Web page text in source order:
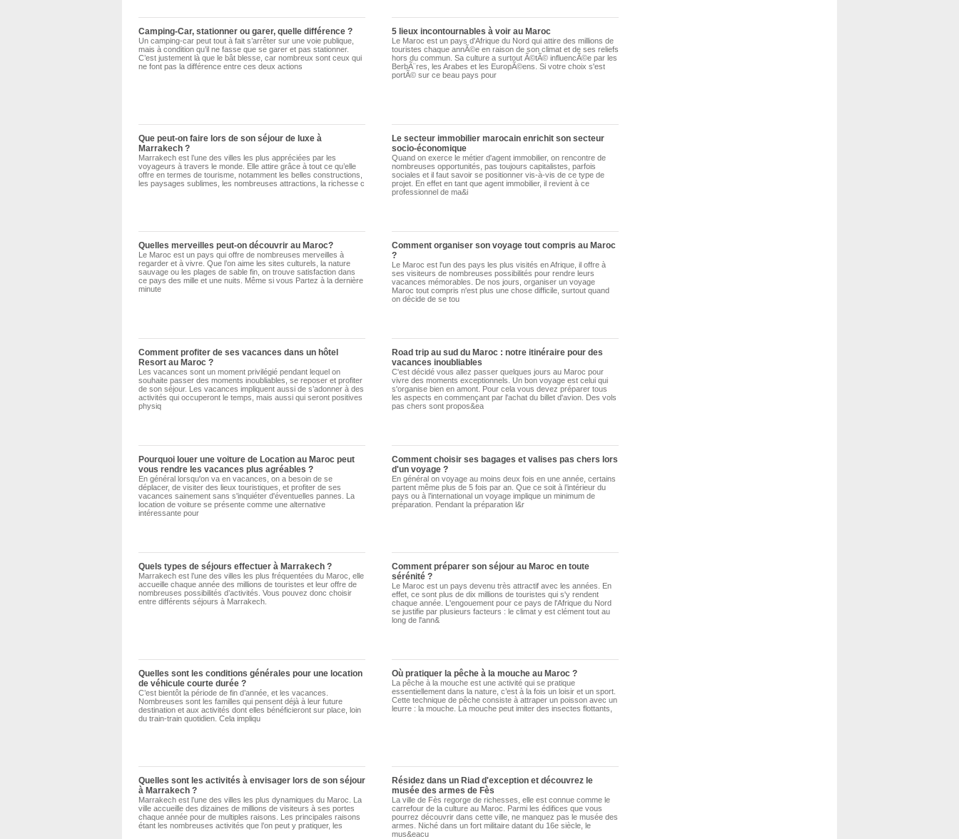
Camping-Car, stationner ou garer, quelle différence ?
Un camping-car peut tout à fait s’arrêter sur une voie publique,
mais à condition qu’il ne fasse que se garer et pas stationner.
C’est justement là que le bât blesse, car nombreux sont ceux qui
ne font pas la différence entre ces deux actions
5 lieux incontournables à voir au Maroc
Le Maroc est un pays d'Afrique du Nord qui attire des millions de
touristes chaque annÃ©e en raison de son climat et de ses reliefs
hors du commun. Sa culture a surtout Ã©tÃ© influencÃ©e par les
BerbÃ¨res, les Arabes et les EuropÃ©ens. Si votre choix s'est
portÃ© sur ce beau pays pour
Que peut-on faire lors de son séjour de luxe à
Marrakech ?
Marrakech est l’une des villes les plus appréciées par les
voyageurs à travers le monde. Elle attire grâce à tout ce qu’elle
offre en termes de tourisme, notamment les belles constructions,
les paysages sublimes, les nombreuses attractions, la richesse c
Le secteur immobilier marocain enrichit son secteur
socio-économique
Quand on exerce le métier d'agent immobilier, on rencontre de
nombreuses opportunités, pas toujours capitalistes, parfois
sociales et il faut savoir se positionner vis-à-vis de ce type de
projet. En effet en tant que agent immobilier, il revient à ce
professionnel de ma&i
Quelles merveilles peut-on découvrir au Maroc?
Le Maroc est un pays qui offre de nombreuses merveilles à
regarder et à vivre. Que l’on aime les sites culturels, la nature
sauvage ou les plages de sable fin, on trouve satisfaction dans
ce pays des mille et une nuits. Même si vous Partez à la dernière
minute
Comment organiser son voyage tout compris au Maroc
?
Le Maroc est l'un des pays les plus visités en Afrique, il offre à
ses visiteurs de nombreuses possibilités pour rendre leurs
vacances mémorables. De nos jours, organiser un voyage
Maroc tout compris n'est plus une chose difficile, surtout quand
on décide de se tou
Comment profiter de ses vacances dans un hôtel
Resort au Maroc ?
Les vacances sont un moment privilégié pendant lequel on
souhaite passer des moments inoubliables, se reposer et profiter
de son séjour. Les vacances impliquent aussi de s’adonner à des
activités qui occuperont le temps, mais aussi qui seront positives
physiq
Road trip au sud du Maroc : notre itinéraire pour des
vacances inoubliables
C'est décidé vous allez passer quelques jours au Maroc pour
vivre des moments exceptionnels. Un bon voyage est celui qui
s'organise bien en amont. Pour cela vous devez préparer tous
les aspects en commençant par l'achat du billet d'avion. Des vols
pas chers sont propos&ea
Pourquoi louer une voiture de Location au Maroc peut
vous rendre les vacances plus agréables ?
En général lorsqu'on va en vacances, on a besoin de se
déplacer, de visiter des lieux touristiques, et profiter de ses
vacances sainement sans s'inquiéter d'éventuelles pannes. La
location de voiture se présente comme une alternative
intéressante pour
Comment choisir ses bagages et valises pas chers lors
d'un voyage ?
En général on voyage au moins deux fois en une année, certains
partent même plus de 5 fois par an. Que ce soit à l’intérieur du
pays ou à l’international un voyage implique un minimum de
préparation. Pendant la préparation l&r
Quels types de séjours effectuer à Marrakech ?
Marrakech est l’une des villes les plus fréquentées du Maroc, elle
accueille chaque année des millions de touristes et leur offre de
nombreuses possibilités d’activités. Vous pouvez donc choisir
entre différents séjours à Marrakech.
Comment préparer son séjour au Maroc en toute
sérénité ?
Le Maroc est un pays devenu très attractif avec les années. En
effet, ce sont plus de dix millions de touristes qui s'y rendent
chaque année. L'engouement pour ce pays de l'Afrique du Nord
se justifie par plusieurs facteurs : le climat y est clément tout au
long de l'ann&
Quelles sont les conditions générales pour une location
de véhicule courte durée ?
C’est bientôt la période de fin d’année, et les vacances.
Nombreuses sont les familles qui pensent déjà à leur future
destination et aux activités dont elles bénéficieront sur place, loin
du train-train quotidien. Cela impliqu
Où pratiquer la pêche à la mouche au Maroc ?
La pêche à la mouche est une activité qui se pratique
essentiellement dans la nature, c’est à la fois un loisir et un sport.
Cette technique de pêche consiste à attraper un poisson avec un
leurre : la mouche. La mouche peut imiter des insectes flottants,
Quelles sont les activités à envisager lors de son séjour
à Marrakech ?
Marrakech est l’une des villes les plus dynamiques du Maroc. La
ville accueille des dizaines de millions de visiteurs à ses portes
chaque année pour de multiples raisons. Les principales raisons
étant les nombreuses activités que l’on peut y pratiquer, les
Résidez dans un Riad d'exception et découvrez le
musée des armes de Fès
La ville de Fès regorge de richesses, elle est connue comme le
carrefour de la culture au Maroc. Parmi les édifices que vous
pourrez découvrir dans cette ville, ne manquez pas le musée des
armes. Niché dans un fort militaire datant du 16e siècle, le
mus&eacu